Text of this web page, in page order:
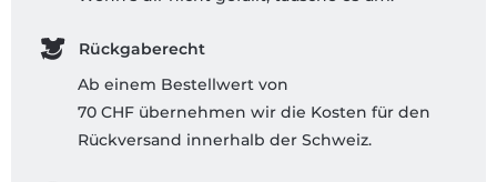
Rückgaberecht
Ab einem Bestellwert von
70 CHF übernehmen wir die Kosten für den
Rückversand innerhalb der Schweiz.